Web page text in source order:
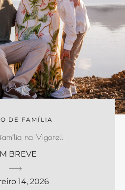
DE FAMÍLIA
família na Vigorelli
BREVE
14, 2026